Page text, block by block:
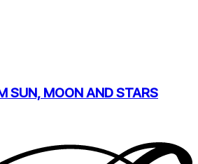
SUN, MOON AND STARS